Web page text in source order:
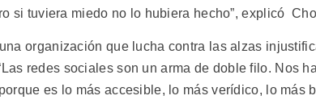
si tuviera miedo no lo hubiera hecho”, explicó
organización que lucha contra las alzas
redes sociales son un arma de doble filo. Nos
es lo más accesible, lo más verídico, lo más